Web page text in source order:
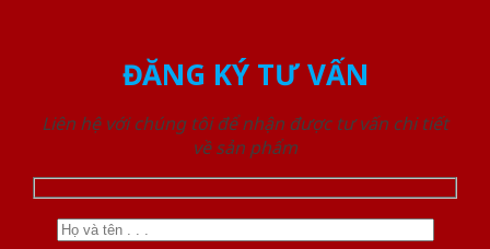
ĐĂNG KÝ TƯ VẤN
Liên hệ với chúng tôi để nhận được tư vấn chi tiết
về sản phẩm